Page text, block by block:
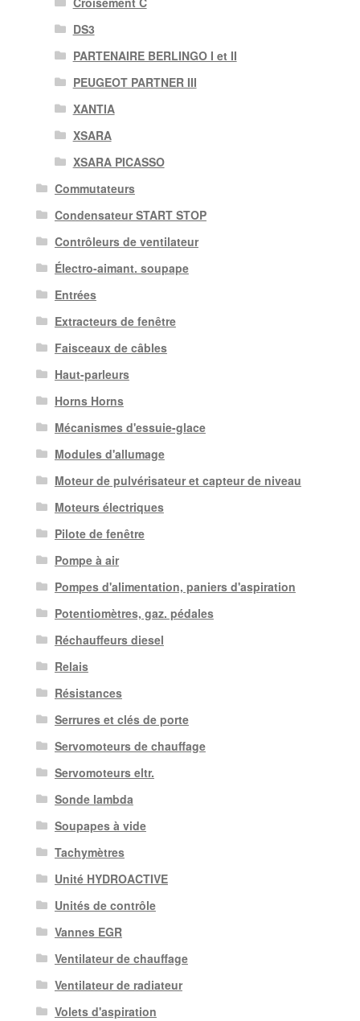
DS3
PARTENAIRE BERLINGO I et II
PEUGEOT PARTNER III
XANTIA
XSARA
XSARA PICASSO
Commutateurs
Condensateur START STOP
Contrôleurs de ventilateur
Électro-aimant. soupape
Entrées
Extracteurs de fenêtre
Faisceaux de câbles
Haut-parleurs
Horns Horns
Mécanismes d'essuie-glace
Modules d'allumage
Moteur de pulvérisateur et capteur de niveau
Moteurs électriques
Pilote de fenêtre
Pompe à air
Pompes d'alimentation, paniers d'aspiration
Potentiomètres, gaz. pédales
Réchauffeurs diesel
Relais
Résistances
Serrures et clés de porte
Servomoteurs de chauffage
Servomoteurs eltr.
Sonde lambda
Soupapes à vide
Tachymètres
Unité HYDROACTIVE
Unités de contrôle
Vannes EGR
Ventilateur de chauffage
Ventilateur de radiateur
Volets d'aspiration